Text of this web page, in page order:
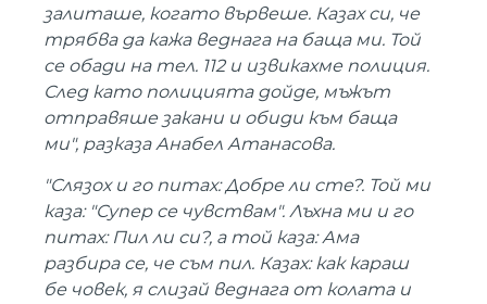
залиташе, когато вървеше. Казах си, че
трябва да кажа веднага на баща ми. Той
се обади на тел. 112 и извикахме полиция.
След като полицията дойде, мъжът
отправяше закани и обиди към баща
ми", разказа Анабел Атанасова.
"Слязох и го питах: Добре ли сте?. Той ми
каза: "Супер се чувствам". Лъхна ми и го
питах: Пил ли си?, а той каза: Ама
разбира се, че съм пил. Казах: как караш
бе човек, я слизай веднага от колата и